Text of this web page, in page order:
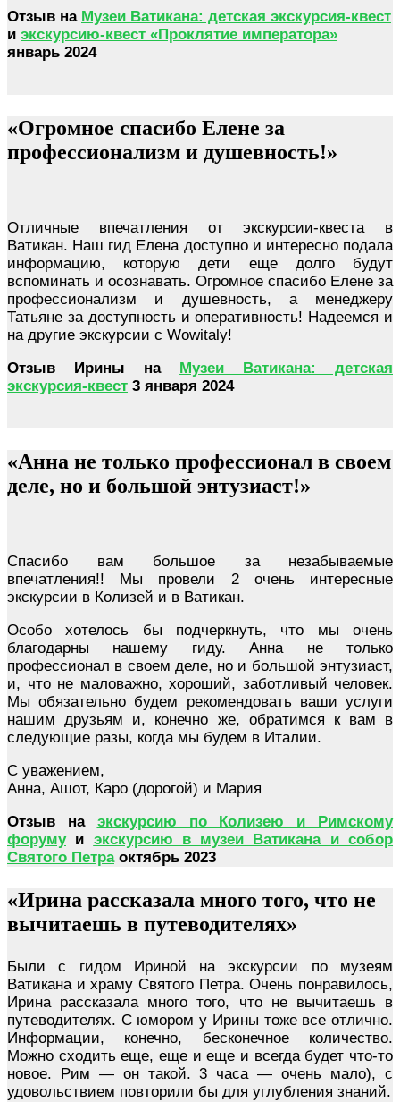
Отзыв на Музеи Ватикана: детская экскурсия-квест
и экскурсию-квест «Проклятие императора»
январь 2024
«Огромное спасибо Елене за
профессионализм и душевность!»
Отличные впечатления от экскурсии-квеста в
Ватикан. Наш гид Елена доступно и интересно подала
информацию, которую дети еще долго будут
вспоминать и осознавать. Огромное спасибо Елене за
профессионализм и душевность, а менеджеру
Татьяне за доступность и оперативность! Надеемся и
на другие экскурсии с Wowitaly!
Отзыв Ирины на
Музеи Ватикана: детская
экскурсия-квест 3 января 2024
«Анна не только профессионал в своем
деле, но и большой энтузиаст!»
Спасибо вам большое за незабываемые
впечатления!! Мы провели 2 очень интересные
экскурсии в Колизей и в Ватикан.
Особо хотелось бы подчеркнуть, что мы очень
благодарны нашему гиду. Анна не только
профессионал в своем деле, но и большой энтузиаст,
и, что не маловажно, хороший, заботливый человек.
Мы обязательно будем рекомендовать ваши услуги
нашим друзьям и, конечно же, обратимся к вам в
следующие разы, когда мы будем в Италии.
С уважением,
Анна, Ашот, Каро (дорогой) и Мария
Отзыв на экскурсию по Колизею и Римскому
форумуи экскурсию в музеи Ватикана и собор
Святого Петраоктябрь 2023
«Ирина рассказала много того, что не
вычитаешь в путеводителях»
Были с гидом Ириной на экскурсии по музеям
Ватикана и храму Святого Петра. Очень понравилось,
Ирина рассказала много того, что не вычитаешь в
путеводителях. С юмором у Ирины тоже все отлично.
Информации, конечно, бесконечное количество.
Можно сходить еще, еще и еще и всегда будет что-то
новое. Рим — он такой. 3 часа — очень мало), с
удовольствием повторили бы для углубления знаний.